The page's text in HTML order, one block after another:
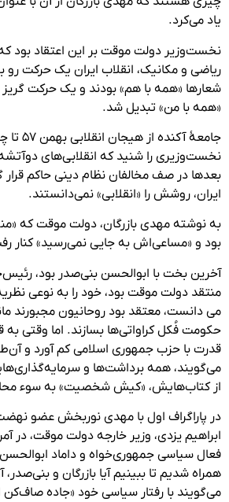
یاد می‌کرد.
نخست‌وزیر دولت موقت بر این اعتقاد بود
ریاضی و مکانیک، انقلاب ایران یک حرکت رو
شعارها «همه با هم» بودند و یک حرکت
«همه با من» تبدیل شد.
جامعهٔ
نخست‌وزیری را شنید که انقلابی‌های دوآتشه
بعدها در صف مخالفان نظام دینی حاکم قرار
ایران، روشش را «انقلابی» نمی‌دانستند.
به نوشته مهدی بازرگان، دولت موقت که
بود و «مساعی‌اش به جایی نمی‌رسید» کنار
آخرین بخت با ابوالحسن بنی‌صدر بود،
منتقد دولت موقت بود، خود را به نوعی
می دانست، معتقد بود روحانیون مجبورند
حکومت فُکل کراواتی‌ها بسازند. اما وقتی
قدرت با حزب جمهوری اسلامی کم آورد و
می‌گویند، همه برداشت‌ها و
از کتاب‌هایش، «کیش شخصیت» به سوء
در پاراگراف اول با مهدی نوربخش عضو نهضت
ابراهیم یزدی، وزیر خارجه دولت موقت، در
فعال سیاسی جمهوری‌خواه و داماد
همراه شدیم تا ببینیم آیا بازرگان و
می‌گویند با رفتار سیاسی خود «جاده صاف‌کن